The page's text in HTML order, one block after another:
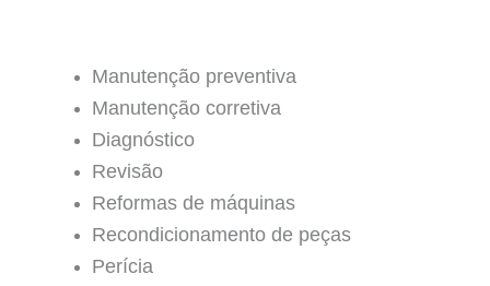
Manutenção preventiva
Manutenção corretiva
Diagnóstico
Revisão
Reformas de máquinas
Recondicionamento de peças
Perícia